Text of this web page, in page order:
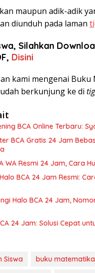
maupun adik-adik
diunduh pada laman
Silahkan
Disini
kami mengenai Buku
berkunjung ke di
BCA Online Terbaru:
BCA Gratis 24 Jam
WA Resmi 24 Jam, Cara
BCA 24 Jam Resmi:
Halo BCA 24 Jam,
24 Jam: Solusi Cepat
Siswa buku matematika